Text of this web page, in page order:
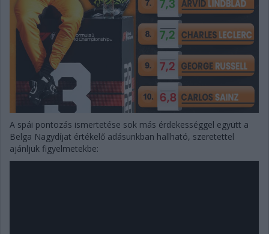
A spái pontozás ismertetése sok más érdekességgel együtt a
Belga Nagydíjat értékelő adásunkban hallható, szeretettel
ajánljuk figyelmetekbe: